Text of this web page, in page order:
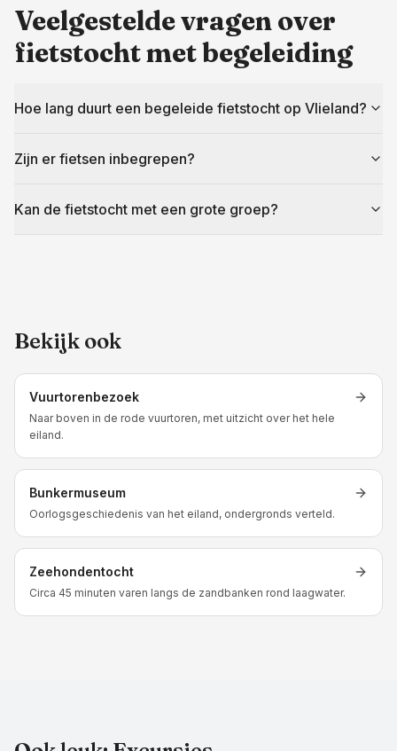
Veelgestelde vragen over
fietstocht met begeleiding
Hoe lang duurt een begeleide fietstocht op Vlieland?
Zijn er fietsen inbegrepen?
Kan de fietstocht met een grote groep?
Bekijk ook
Vuurtorenbezoek
Naar boven in de rode vuurtoren, met uitzicht over het hele
eiland.
Bunkermuseum
Oorlogsgeschiedenis van het eiland, ondergronds verteld.
Zeehondentocht
Circa 45 minuten varen langs de zandbanken rond laagwater.